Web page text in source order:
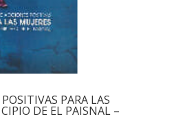
PARA LAS
DE EL PAISNAL –